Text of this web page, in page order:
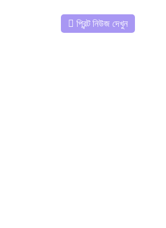
প্রিন্ট নিউজ দেখুন